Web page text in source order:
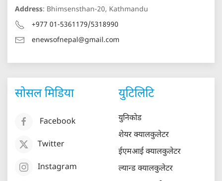
Address: Bhimsensthan-20, Kathmandu
+977 01-5361179/5318990
enewsofnepal@gmail.com
सोसल मिडिया
Facebook
Twitter
Instagram
युटिलिटि
युनिकोड
शेयर क्यालकुलेटर
ईएमआई क्यालकुलेटर
ल्यान्ड क्यालकुलेटर